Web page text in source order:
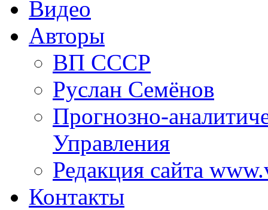
Видео
Авторы
ВП СССР
Руслан Семёнов
Прогнозно-
Управления
Редакция сайта
Контакты